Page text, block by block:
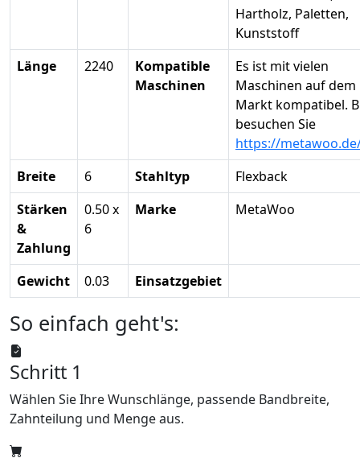
Hartholz, Paletten,
Kunststoff
Länge
2240
Kompatible
Maschinen
Es ist mit vielen
Maschinen auf dem
Markt kompatibel.
besuchen Sie
https://
Breite
6 Stahltyp
Flexback
Stärken
&
Zahlung
0.50 x
6
Marke MetaWoo
Gewicht 0.03 Einsatzgebiet
So einfach geht's:
Schritt 1
Wählen Sie Ihre Wunschlänge, passende Bandbreite,
Zahnteilung und Menge aus.